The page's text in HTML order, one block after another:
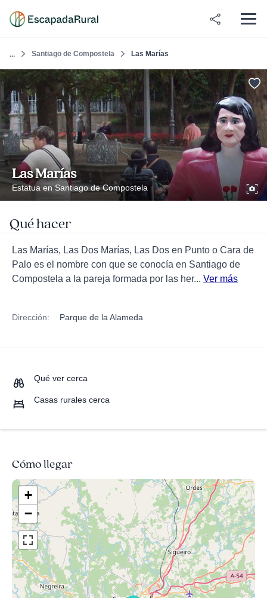
... Santiago de Compostela Las Marías
Las Marías
Estatua en Santiago de Compostela
Qué hacer
Las Marías, Las Dos Marías, Las Dos en Punto o Cara de
Palo es el nombre con que se conocía en Santiago de
Compostela a la pareja formada por las her... Ver más
Dirección: Parque de la Alameda
Qué ver cerca
Casas rurales cerca
Cómo llegar
+
−